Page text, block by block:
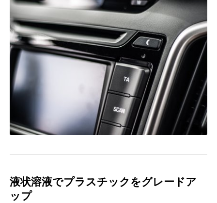
液状溶液でプラスチックをグレードア
ップ